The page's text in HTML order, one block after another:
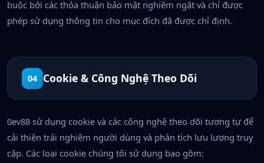
buộc bởi các thỏa thuận bảo mật nghiêm ngặt và chỉ được
phép sử dụng thông tin cho mục đích đã được chỉ định.
04 Cookie & Công Nghệ Theo Dõi
0ev88 sử dụng cookie và các công nghệ theo dõi tương tự để
cải thiện trải nghiệm người dùng và phân tích lưu lượng truy
cập. Các loại cookie chúng tôi sử dụng bao gồm: